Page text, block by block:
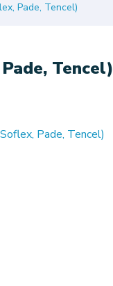
Pade, Tencel)
Tencel)